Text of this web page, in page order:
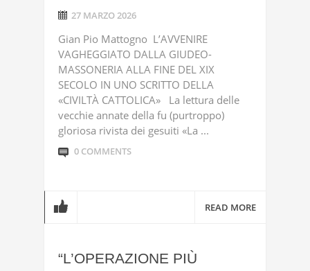
27 MARZO 2026
Gian Pio Mattogno L’AVVENIRE
VAGHEGGIATO DALLA GIUDEO-
MASSONERIA ALLA FINE DEL XIX
SECOLO IN UNO SCRITTO DELLA
«CIVILTÀ CATTOLICA» La lettura delle
vecchie annate della fu (purtroppo)
gloriosa rivista dei gesuiti «La ...
0 COMMENTS
READ MORE
“L’OPERAZIONE PIÙ